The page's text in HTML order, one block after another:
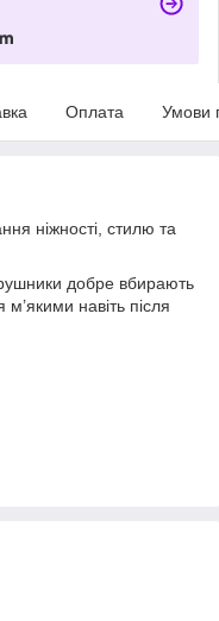
Оплата Умови
ніжності, стилю та
добре вбирають
навіть після